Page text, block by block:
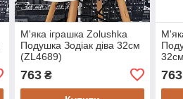
М'яка іграшка Zolushka
Подушка Зодіак діва 32см
(ZL4689)
763₴ 763